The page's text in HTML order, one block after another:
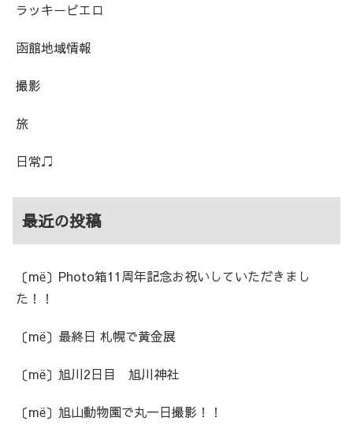
ラッキーピエロ
函館地域情報
撮影
旅
日常♫
最近の投稿
〔më〕Photo箱11周年記念お祝いしていただきまし
た！！
〔më〕最終日 札幌で黄金展
〔më〕旭川2日目 旭川神社
〔më〕旭山動物園で丸一日撮影！！